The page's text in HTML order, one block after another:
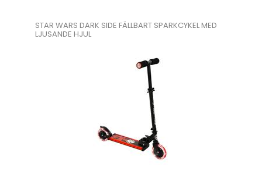
STAR WARS DARK SIDE FÄLLBART SPARKCYKEL MED
LJUSANDE HJUL